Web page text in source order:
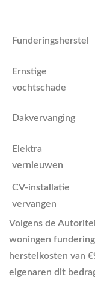
Funderingsherstel
Ernstige
vochtschade
Dakvervanging
Elektra
vernieuwen
CV-installatie
vervangen
Volgens de
woningen
herstelkosten van
eigenaren dit